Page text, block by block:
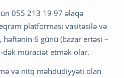
055 213 19 97 əlaqə
platforması vasitəsilə və
6 günü (bazar ertəsi –
dək müraciət etmək olar.
və nitq məhdudiyyəti olan